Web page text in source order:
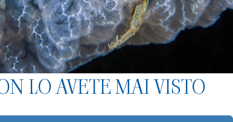
LO AVETE MAI VISTO